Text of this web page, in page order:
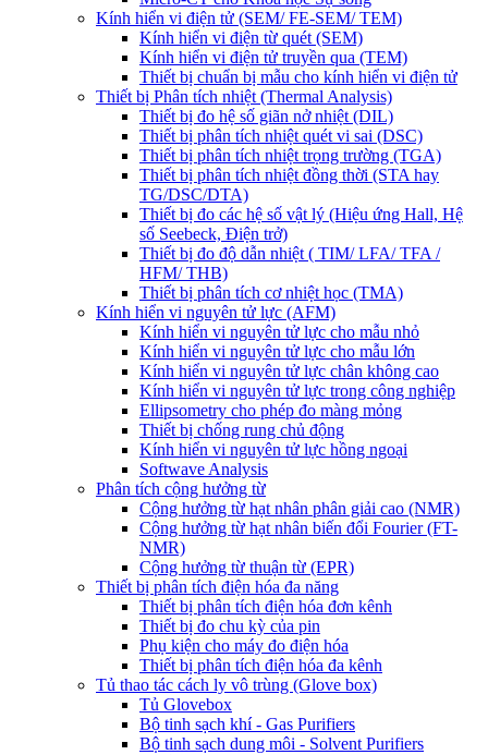
Kính hiển vi điện tử (SEM/ FE-SEM/ TEM)
Kính hiển vi điện từ quét (SEM)
Kính hiển vi điện tử truyền qua (TEM)
Thiết bị chuẩn bị mẫu cho kính hiển vi điện tử
Thiết bị Phân tích nhiệt (Thermal Analysis)
Thiết bị đo hệ số giãn nở nhiệt (DIL)
Thiết bị phân tích nhiệt quét vi sai (DSC)
Thiết bị phân tích nhiệt trọng trường (TGA)
Thiết bị phân tích nhiệt đồng thời (STA hay
TG/DSC/DTA)
Thiết bị đo các hệ số vật lý (Hiệu ứng Hall, Hệ
số Seebeck, Điện trở)
Thiết bị đo độ dẫn nhiệt ( TIM/ LFA/ TFA /
HFM/ THB)
Thiết bị phân tích cơ nhiệt học (TMA)
Kính hiển vi nguyên tử lực (AFM)
Kính hiển vi nguyên tử lực cho mẫu nhỏ
Kính hiển vi nguyên tử lực cho mẫu lớn
Kính hiển vi nguyên tử lực chân không cao
Kính hiển vi nguyên tử lực trong công nghiệp
Ellipsometry cho phép đo màng mỏng
Thiết bị chống rung chủ động
Kính hiển vi nguyên tử lực hồng ngoại
Softwave Analysis
Phân tích cộng hưởng từ
Cộng hưởng từ hạt nhân phân giải cao (NMR)
Cộng hưởng từ hạt nhân biến đổi Fourier (FT-
NMR)
Cộng hưởng từ thuận từ (EPR)
Thiết bị phân tích điện hóa đa năng
Thiết bị phân tích điện hóa đơn kênh
Thiết bị đo chu kỳ của pin
Phụ kiện cho máy đo điện hóa
Thiết bị phân tích điện hóa đa kênh
Tủ thao tác cách ly vô trùng (Glove box)
Tủ Glovebox
Bộ tinh sạch khí - Gas Purifiers
Bộ tinh sạch dung môi - Solvent Purifiers